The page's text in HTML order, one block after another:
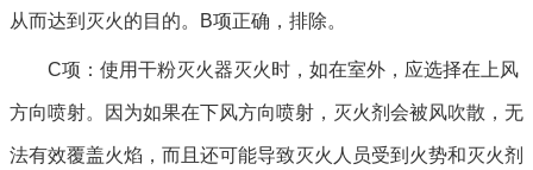
从而达到灭火的目的。B项正确，排除。
C项：使用干粉灭火器灭火时，如在室外，应选择在上风
方向喷射。因为如果在下风方向喷射，灭火剂会被风吹散，无
法有效覆盖火焰，而且还可能导致灭火人员受到火势和灭火剂